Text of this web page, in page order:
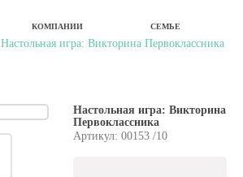
КОМПАНИИ СЕМЬЕ
Настольная игра: Викторина Первоклассника
Настольная игра: Викторина
Первоклассника
Артикул: 00153 /10